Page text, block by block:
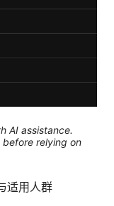
AI assistance.
relying on
适用人群